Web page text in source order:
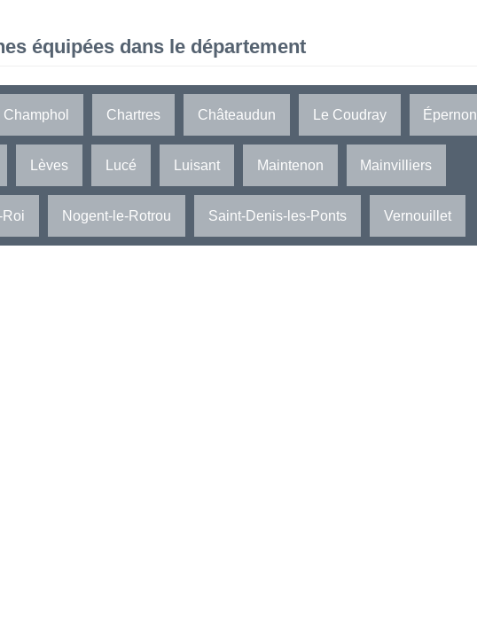
équipées dans le département
Champhol Chartres Châteaudun Le Coudray Épernon
Lèves Lucé Luisant Maintenon Mainvilliers
Roi Nogent-le-Rotrou Saint-Denis-les-Ponts Vernouillet